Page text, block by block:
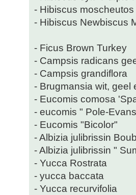
- Hibiscus
- Hibiscus Newbiscus
- Ficus Brown Turkey
- Campsis radicans
- Campsis grandiflora
- Brugmansia wit, geel
- Eucomis comosa
- eucomis " Pole-
- Eucomis "Bicolor"
- Albizia julibrissin
- Albizia julibrissin "
- Yucca Rostrata
- yucca baccata
- Yucca recurvifolia